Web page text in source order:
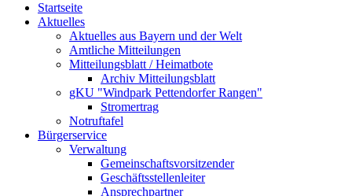
Startseite
Aktuelles
Aktuelles aus Bayern und der Welt
Amtliche Mitteilungen
Mitteilungsblatt / Heimatbote
Archiv Mitteilungsblatt
gKU "Windpark Pettendorfer Rangen"
Stromertrag
Notruftafel
Bürgerservice
Verwaltung
Gemeinschaftsvorsitzender
Geschäftsstellenleiter
Ansprechpartner